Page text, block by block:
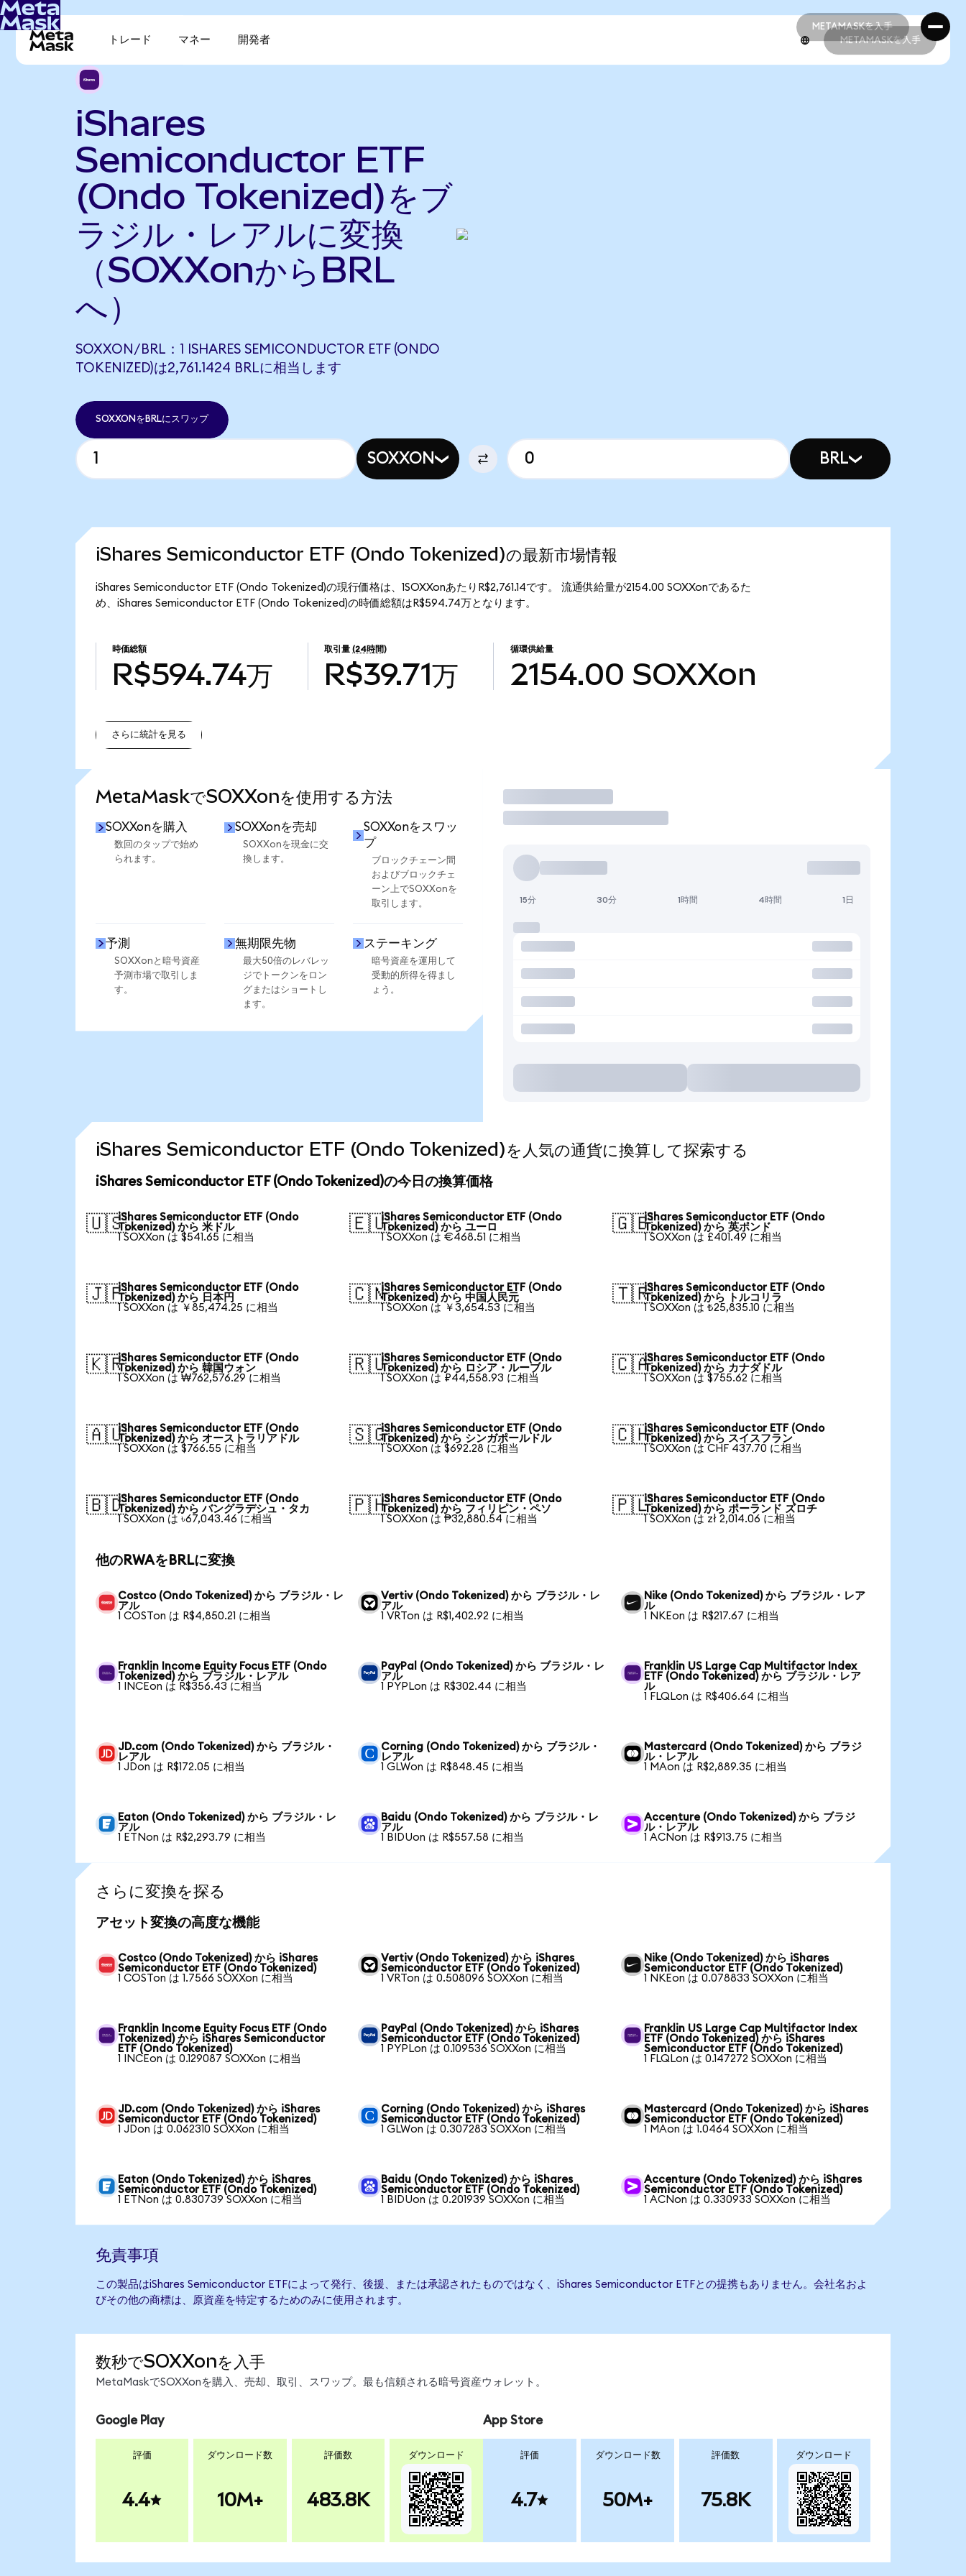
METAMASKを入手
METAMASKを入手
トレード マネー 開発者 METAMASKを入手
iShares
Semiconductor ETF
(Ondo Tokenized)をブ
ラジル・レアルに変換
（SOXXonからBRL
へ）
SOXXON/BRL：1 ISHARES SEMICONDUCTOR ETF (ONDO
TOKENIZED)は2,761.1424 BRLに相当します
SOXXONをBRLにスワップ
SOXXON BRL
iShares Semiconductor ETF (Ondo Tokenized)の最新市場情報
iShares Semiconductor ETF (Ondo Tokenized)の現行価格は、1SOXXonあたりR$2,761.14です。 流通供給量が2154.00 SOXXonであるた
め、iShares Semiconductor ETF (Ondo Tokenized)の時価総額はR$594.74万となります。
時価総額
R$594.74万
取引量 (24時間)
R$39.71万
循環供給量
2154.00 SOXXon
さらに統計を見る
MetaMaskでSOXXonを使用する方法
SOXXonを購入
数回のタップで始め
られます。
SOXXonを売却
SOXXonを現金に交
換します。
SOXXonをスワッ
プ
ブロックチェーン間
およびブロックチェ
ーン上でSOXXonを
取引します。
予測
SOXXonと暗号資産
予測市場で取引しま
す。
無期限先物
最大50倍のレバレッ
ジでトークンをロン
グまたはショートし
ます。
ステーキング
暗号資産を運用して
受動的所得を得まし
ょう。
取引
15分 30分 1時間 4時間 1日
iShares Semiconductor ETF (Ondo Tokenized)を人気の通貨に換算して探索する
iShares Semiconductor ETF (Ondo Tokenized)の今日の換算価格
🇺🇸iShares Semiconductor ETF (Ondo
Tokenized) から 米ドル
1 SOXXon は $541.65 に相当
🇪🇺iShares Semiconductor ETF (Ondo
Tokenized) から ユーロ
1 SOXXon は €468.51 に相当
🇬🇧iShares Semiconductor ETF (Ondo
Tokenized) から 英ポンド
1 SOXXon は £401.49 に相当
🇯🇵iShares Semiconductor ETF (Ondo
Tokenized) から 日本円
1 SOXXon は ￥85,474.25 に相当
🇨🇳iShares Semiconductor ETF (Ondo
Tokenized) から 中国人民元
1 SOXXon は ￥3,654.53 に相当
🇹🇷iShares Semiconductor ETF (Ondo
Tokenized) から トルコリラ
1 SOXXon は ₺25,835.10 に相当
🇰🇷iShares Semiconductor ETF (Ondo
Tokenized) から 韓国ウォン
1 SOXXon は ₩762,576.29 に相当
🇷🇺iShares Semiconductor ETF (Ondo
Tokenized) から ロシア・ルーブル
1 SOXXon は ₽44,558.93 に相当
🇨🇦iShares Semiconductor ETF (Ondo
Tokenized) から カナダドル
1 SOXXon は $755.62 に相当
🇦🇺iShares Semiconductor ETF (Ondo
Tokenized) から オーストラリアドル
1 SOXXon は $766.55 に相当
🇸🇬iShares Semiconductor ETF (Ondo
Tokenized) から シンガポールドル
1 SOXXon は $692.28 に相当
🇨🇭iShares Semiconductor ETF (Ondo
Tokenized) から スイスフラン
1 SOXXon は CHF 437.70 に相当
🇧🇩iShares Semiconductor ETF (Ondo
Tokenized) から バングラデシュ・タカ
1 SOXXon は ৳67,043.46 に相当
🇵🇭iShares Semiconductor ETF (Ondo
Tokenized) から フィリピン・ペソ
1 SOXXon は ₱32,880.54 に相当
🇵🇱iShares Semiconductor ETF (Ondo
Tokenized) から ポーランド ズロチ
1 SOXXon は zł 2,014.06 に相当
他のRWAをBRLに変換
Costco (Ondo Tokenized) から ブラジル・レ
アル
1 COSTon は R$4,850.21 に相当
Vertiv (Ondo Tokenized) から ブラジル・レ
アル
1 VRTon は R$1,402.92 に相当
Nike (Ondo Tokenized) から ブラジル・レア
ル
1 NKEon は R$217.67 に相当
Franklin Income Equity Focus ETF (Ondo
Tokenized) から ブラジル・レアル
1 INCEon は R$356.43 に相当
PayPal (Ondo Tokenized) から ブラジル・レ
アル
1 PYPLon は R$302.44 に相当
Franklin US Large Cap Multifactor Index
ETF (Ondo Tokenized) から ブラジル・レア
ル
1 FLQLon は R$406.64 に相当
JD.com (Ondo Tokenized) から ブラジル・
レアル
1 JDon は R$172.05 に相当
Corning (Ondo Tokenized) から ブラジル・
レアル
1 GLWon は R$848.45 に相当
Mastercard (Ondo Tokenized) から ブラジ
ル・レアル
1 MAon は R$2,889.35 に相当
Eaton (Ondo Tokenized) から ブラジル・レ
アル
1 ETNon は R$2,293.79 に相当
Baidu (Ondo Tokenized) から ブラジル・レ
アル
1 BIDUon は R$557.58 に相当
Accenture (Ondo Tokenized) から ブラジ
ル・レアル
1 ACNon は R$913.75 に相当
さらに変換を探る
アセット変換の高度な機能
Costco (Ondo Tokenized) から iShares
Semiconductor ETF (Ondo Tokenized)
1 COSTon は 1.7566 SOXXon に相当
Vertiv (Ondo Tokenized) から iShares
Semiconductor ETF (Ondo Tokenized)
1 VRTon は 0.508096 SOXXon に相当
Nike (Ondo Tokenized) から iShares
Semiconductor ETF (Ondo Tokenized)
1 NKEon は 0.078833 SOXXon に相当
Franklin Income Equity Focus ETF (Ondo
Tokenized) から iShares Semiconductor
ETF (Ondo Tokenized)
1 INCEon は 0.129087 SOXXon に相当
PayPal (Ondo Tokenized) から iShares
Semiconductor ETF (Ondo Tokenized)
1 PYPLon は 0.109536 SOXXon に相当
Franklin US Large Cap Multifactor Index
ETF (Ondo Tokenized) から iShares
Semiconductor ETF (Ondo Tokenized)
1 FLQLon は 0.147272 SOXXon に相当
JD.com (Ondo Tokenized) から iShares
Semiconductor ETF (Ondo Tokenized)
1 JDon は 0.062310 SOXXon に相当
Corning (Ondo Tokenized) から iShares
Semiconductor ETF (Ondo Tokenized)
1 GLWon は 0.307283 SOXXon に相当
Mastercard (Ondo Tokenized) から iShares
Semiconductor ETF (Ondo Tokenized)
1 MAon は 1.0464 SOXXon に相当
Eaton (Ondo Tokenized) から iShares
Semiconductor ETF (Ondo Tokenized)
1 ETNon は 0.830739 SOXXon に相当
Baidu (Ondo Tokenized) から iShares
Semiconductor ETF (Ondo Tokenized)
1 BIDUon は 0.201939 SOXXon に相当
Accenture (Ondo Tokenized) から iShares
Semiconductor ETF (Ondo Tokenized)
1 ACNon は 0.330933 SOXXon に相当
免責事項
この製品はiShares Semiconductor ETFによって発行、後援、または承認されたものではなく、iShares Semiconductor ETFとの提携もありません。会社名およ
びその他の商標は、原資産を特定するためのみに使用されます。
数秒でSOXXonを入手
MetaMaskでSOXXonを購入、売却、取引、スワップ。最も信頼される暗号資産ウォレット。
Google Play
評価
4.4
ダウンロード数
10M+
評価数
483.8K
ダウンロード
App Store
評価
4.7
ダウンロード数
50M+
評価数
75.8K
ダウンロード